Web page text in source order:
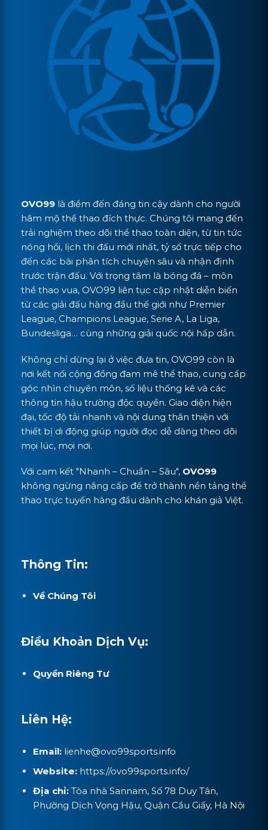
OVO99 là điểm đến đáng tin cậy dành cho người
hâm mộ thể thao đích thực. Chúng tôi mang đến
trải nghiệm theo dõi thể thao toàn diện, từ tin tức
nóng hổi, lịch thi đấu mới nhất, tỷ số trực tiếp cho
đến các bài phân tích chuyên sâu và nhận định
trước trận đấu. Với trọng tâm là bóng đá – môn
thể thao vua, OVO99 liên tục cập nhật diễn biến
từ các giải đấu hàng đầu thế giới như Premier
League, Champions League, Serie A, La Liga,
Bundesliga… cùng những giải quốc nội hấp dẫn.
Không chỉ dừng lại ở việc đưa tin, OVO99 còn là
nơi kết nối cộng đồng đam mê thể thao, cung cấp
góc nhìn chuyên môn, số liệu thống kê và các
thông tin hậu trường độc quyền. Giao diện hiện
đại, tốc độ tải nhanh và nội dung thân thiện với
thiết bị di động giúp người đọc dễ dàng theo dõi
mọi lúc, mọi nơi.
Với cam kết "Nhanh – Chuẩn – Sâu", OVO99
không ngừng nâng cấp để trở thành nền tảng thể
thao trực tuyến hàng đầu dành cho khán giả Việt.
Thông Tin:
Về Chúng Tôi
Điều Khoản Dịch Vụ:
Quyền Riêng Tư
Liên Hệ:
Email: lienhe@ovo99sports.info
Website: https://ovo99sports.info/
Địa chỉ: Tòa nhà Sannam, Số 78 Duy Tân,
Phường Dịch Vọng Hậu, Quận Cầu Giấy, Hà Nội